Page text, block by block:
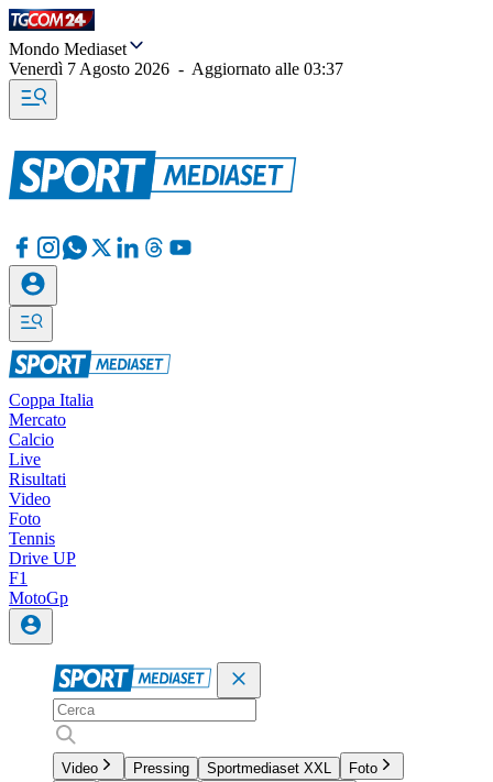
Mondo Mediaset
Venerdì 7 Agosto 2026 - Aggiornato alle 03:37
Coppa Italia
Mercato
Calcio
Live
Risultati
Video
Foto
Tennis
Drive UP
F1
MotoGp
Video Pressing Sportmediaset XXL
Foto